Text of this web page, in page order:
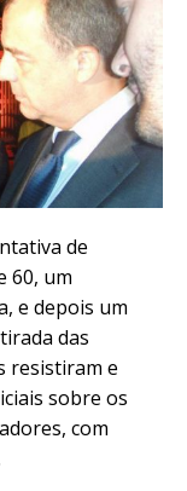
de
60, um
e depois um
das
resistiram e
sobre os
com